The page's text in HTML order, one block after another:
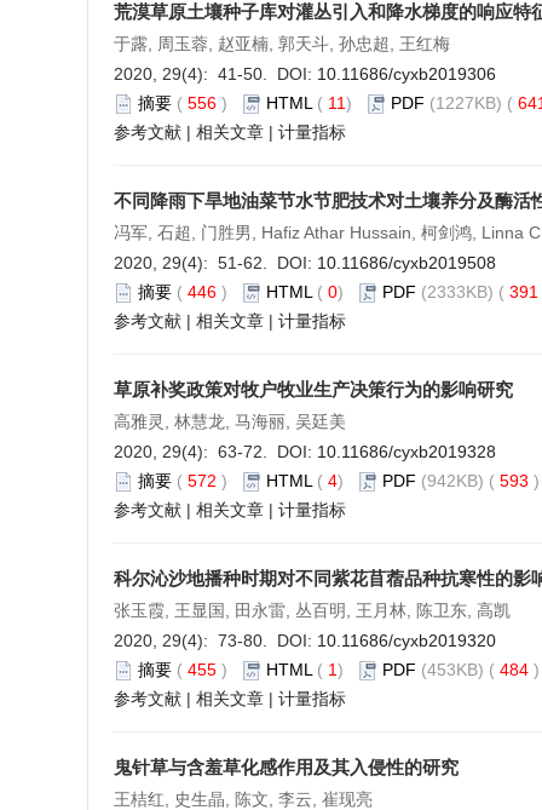
荒漠草原土壤种子库对灌丛引入和降水梯度的响应特
于露, 周玉蓉, 赵亚楠, 郭天斗, 孙忠超, 王红梅
2020, 29(4): 41-50. DOI: 10.11686/cyxb2019306
摘要 ( 556 ) HTML ( 11) PDF (1227KB) ( 641
参考文献 | 相关文章 | 计量指标
不同降雨下旱地油菜节水节肥技术对土壤养分及酶活
冯军, 石超, 门胜男, Hafiz Athar Hussain, 柯剑鸿, Linna
2020, 29(4): 51-62. DOI: 10.11686/cyxb2019508
摘要 ( 446 ) HTML ( 0) PDF (2333KB) ( 391
参考文献 | 相关文章 | 计量指标
草原补奖政策对牧户牧业生产决策行为的影响研究
高雅灵, 林慧龙, 马海丽, 吴廷美
2020, 29(4): 63-72. DOI: 10.11686/cyxb2019328
摘要 ( 572 ) HTML ( 4) PDF (942KB) ( 593 )
参考文献 | 相关文章 | 计量指标
科尔沁沙地播种时期对不同紫花苜蓿品种抗寒性的影
张玉霞, 王显国, 田永雷, 丛百明, 王月林, 陈卫东, 高凯
2020, 29(4): 73-80. DOI: 10.11686/cyxb2019320
摘要 ( 455 ) HTML ( 1) PDF (453KB) ( 484 )
参考文献 | 相关文章 | 计量指标
鬼针草与含羞草化感作用及其入侵性的研究
王桔红, 史生晶, 陈文, 李云, 崔现亮